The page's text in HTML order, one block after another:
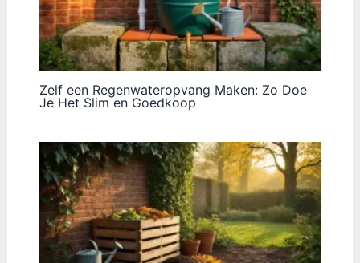
Zelf een Regenwateropvang Maken: Zo Doe
Je Het Slim en Goedkoop